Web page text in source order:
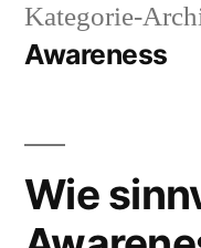
Kategorie-
Awareness
Wie